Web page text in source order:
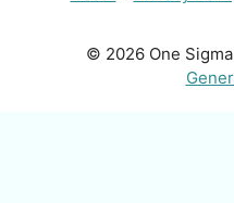
© 2026 One